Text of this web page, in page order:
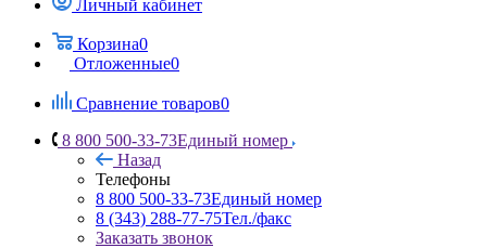
Личный кабинет
Корзина0
Отложенные0
Сравнение товаров0
8 800 500-33-73Единый номер
Назад
Телефоны
8 800 500-33-73Единый номер
8 (343) 288-77-75Тел./факс
Заказать звонок